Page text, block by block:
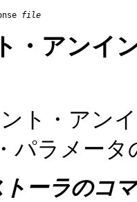
file
・アンイ
ト・アン
パラメータ
ーラのコ